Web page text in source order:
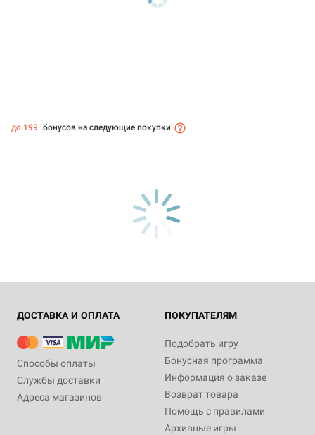
до 199 бонусов на следующие покупки
ДОСТАВКА И ОПЛАТА
Способы оплаты
Службы доставки
Адреса магазинов
ПОКУПАТЕЛЯМ
Подобрать игру
Бонусная программа
Информация о заказе
Возврат товара
Помощь с правилами
Архивные игры